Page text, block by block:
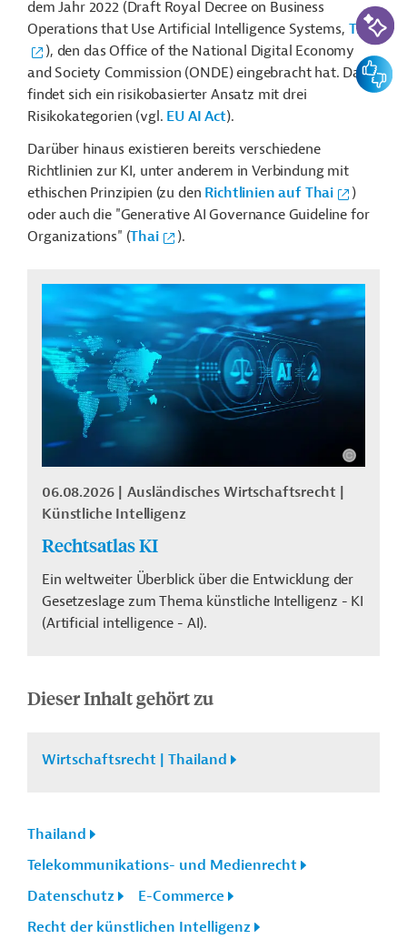
dem Jahr 2022 (Draft Royal Decree on Business
Operations that Use Artificial Intelligence Systems, Thai
), den das Office of the National Digital Economy
and Society Commission (ONDE) eingebracht hat. Darin
findet sich ein risikobasierter Ansatz mit drei
Risikokategorien (vgl. EU AI Act).
Darüber hinaus existieren bereits verschiedene
Richtlinien zur KI, unter anderem in Verbindung mit
ethischen Prinzipien (zu den Richtlinien auf Thai
)
oderauch die "Generative AI Governance Guideline for
Organizations" (Thai ).
06.08.2026
Ausländisches Wirtschaftsrecht
Künstliche Intelligenz
Rechtsatlas KI
Ein weltweiter Überblick über die Entwicklung der
Gesetzeslage zum Thema künstliche Intelligenz - KI
(Artificial intelligence - AI).
Dieser Inhalt gehört zu
Wirtschaftsrecht | Thailand
Thailand
Telekommunikations- und Medienrecht
Datenschutz
E-Commerce
Recht der künstlichen Intelligenz
KI-